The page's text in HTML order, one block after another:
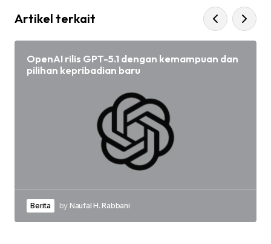
Artikel terkait
OpenAI rilis GPT-5.1 dengan kemampuan dan
pilihan kepribadian baru
Berita by Naufal H. Rabbani